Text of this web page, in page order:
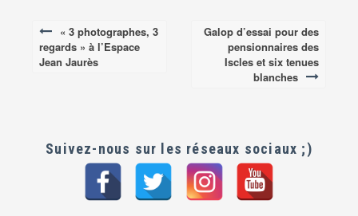
Post
navigation
« 3 photographes, 3
regards » à l’Espace
Jean Jaurès
Galop d’essai pour des
pensionnaires des
Iscles et six tenues
blanches
Suivez-nous sur les réseaux sociaux ;)